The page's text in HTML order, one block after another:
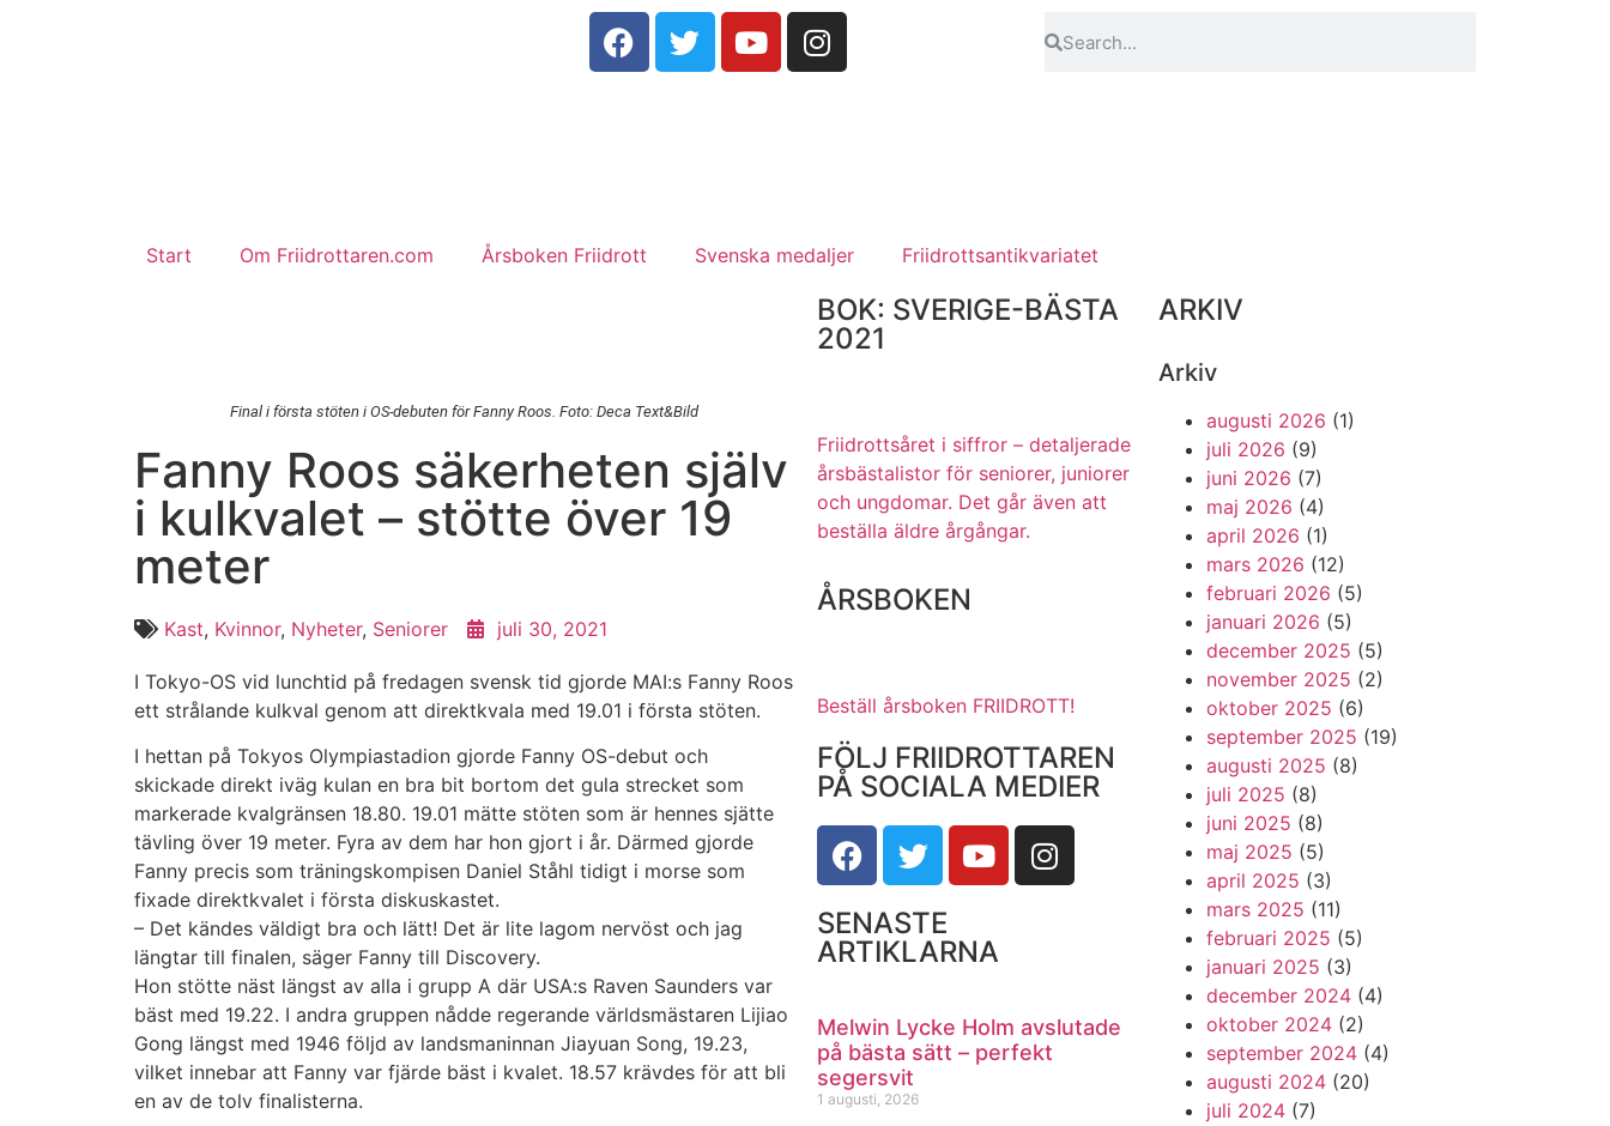
Start Om Friidrottaren.com Årsboken Friidrott Svenska medaljer Friidrottsantikvariatet
Final i första stöten i OS-debuten för Fanny Roos. Foto: Deca Text&Bild
Fanny Roos säkerheten själv
i kulkvalet – stötte över 19
meter
Kast, Kvinnor, Nyheter, Seniorer juli 30, 2021
I Tokyo-OS vid lunchtid på fredagen svensk tid gjorde MAI:s Fanny Roos
ett strålande kulkval genom att direktkvala med 19.01 i första stöten.
I hettan på Tokyos Olympiastadion gjorde Fanny OS-debut och
skickade direkt iväg kulan en bra bit bortom det gula strecket som
markerade kvalgränsen 18.80. 19.01 mätte stöten som är hennes sjätte
tävling över 19 meter. Fyra av dem har hon gjort i år. Därmed gjorde
Fanny precis som träningskompisen Daniel Ståhl tidigt i morse som
fixade direktkvalet i första diskuskastet.
– Det kändes väldigt bra och lätt! Det är lite lagom nervöst och jag
längtar till finalen, säger Fanny till Discovery.
Hon stötte näst längst av alla i grupp A där USA:s Raven Saunders var
bäst med 19.22. I andra gruppen nådde regerande världsmästaren Lijiao
Gong längst med 1946 följd av landsmaninnan Jiayuan Song, 19.23,
vilket innebar att Fanny var fjärde bäst i kvalet. 18.57 krävdes för att bli
en av de tolv finalisterna.
BOK: SVERIGE-BÄSTA
2021
Friidrottsåret i siffror – detaljerade
årsbästalistor för seniorer, juniorer
och ungdomar. Det går även att
beställa äldre årgångar.
ÅRSBOKEN
Beställ årsboken FRIIDROTT!
FÖLJ FRIIDROTTAREN
PÅ SOCIALA MEDIER
SENASTE
ARTIKLARNA
Melwin Lycke Holm avslutade
på bästa sätt – perfekt
segersvit
1 augusti, 2026
ARKIV
Arkiv
augusti 2026 (1)
juli 2026 (9)
juni 2026 (7)
maj 2026 (4)
april 2026 (1)
mars 2026 (12)
februari 2026 (5)
januari 2026 (5)
december 2025 (5)
november 2025 (2)
oktober 2025 (6)
september 2025 (19)
augusti 2025 (8)
juli 2025 (8)
juni 2025 (8)
maj 2025 (5)
april 2025 (3)
mars 2025 (11)
februari 2025 (5)
januari 2025 (3)
december 2024 (4)
oktober 2024 (2)
september 2024 (4)
augusti 2024 (20)
juli 2024 (7)